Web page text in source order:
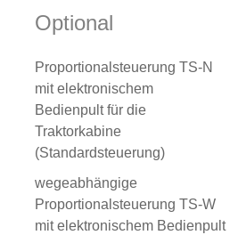
Optional
Proportionalsteuerung TS-N
mit elektronischem
Bedienpult für die
Traktorkabine
(Standardsteuerung)
wegeabhängige
Proportionalsteuerung TS-W
mit elektronischem Bedienpult